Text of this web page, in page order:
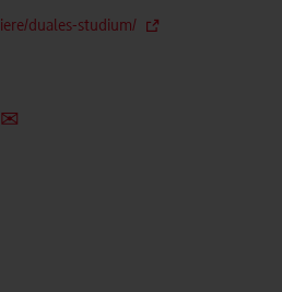
duales-studium/